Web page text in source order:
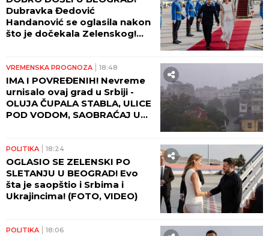
Dubravka Đedović
Handanović se oglasila nakon
što je dočekala Zelenskog!
VREMENSKA PROGNOZA 18:48
IMA I POVREĐENIH! Nevreme
urnisalo ovaj grad u Srbiji -
OLUJA ČUPALA STABLA, ULICE
POD VODOM, SAOBRAĆAJ U
POLITIKA 18:24
OGLASIO SE ZELENSKI PO
SLETANJU U BEOGRAD! Evo
šta je saopštio i Srbima i
Ukrajincima! (FOTO, VIDEO)
POLITIKA 18:06